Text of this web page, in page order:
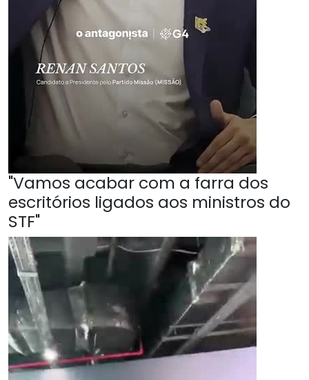
"Vamos acabar com a farra dos
escritórios ligados aos ministros do
STF"